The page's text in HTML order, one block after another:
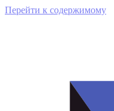
Перейти к содержимому